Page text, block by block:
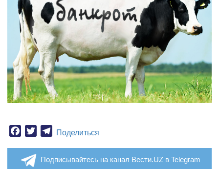
Facebook
TwitterTelegram
Поделиться
Подписывайтесь на канал Вести.UZ в Telegram